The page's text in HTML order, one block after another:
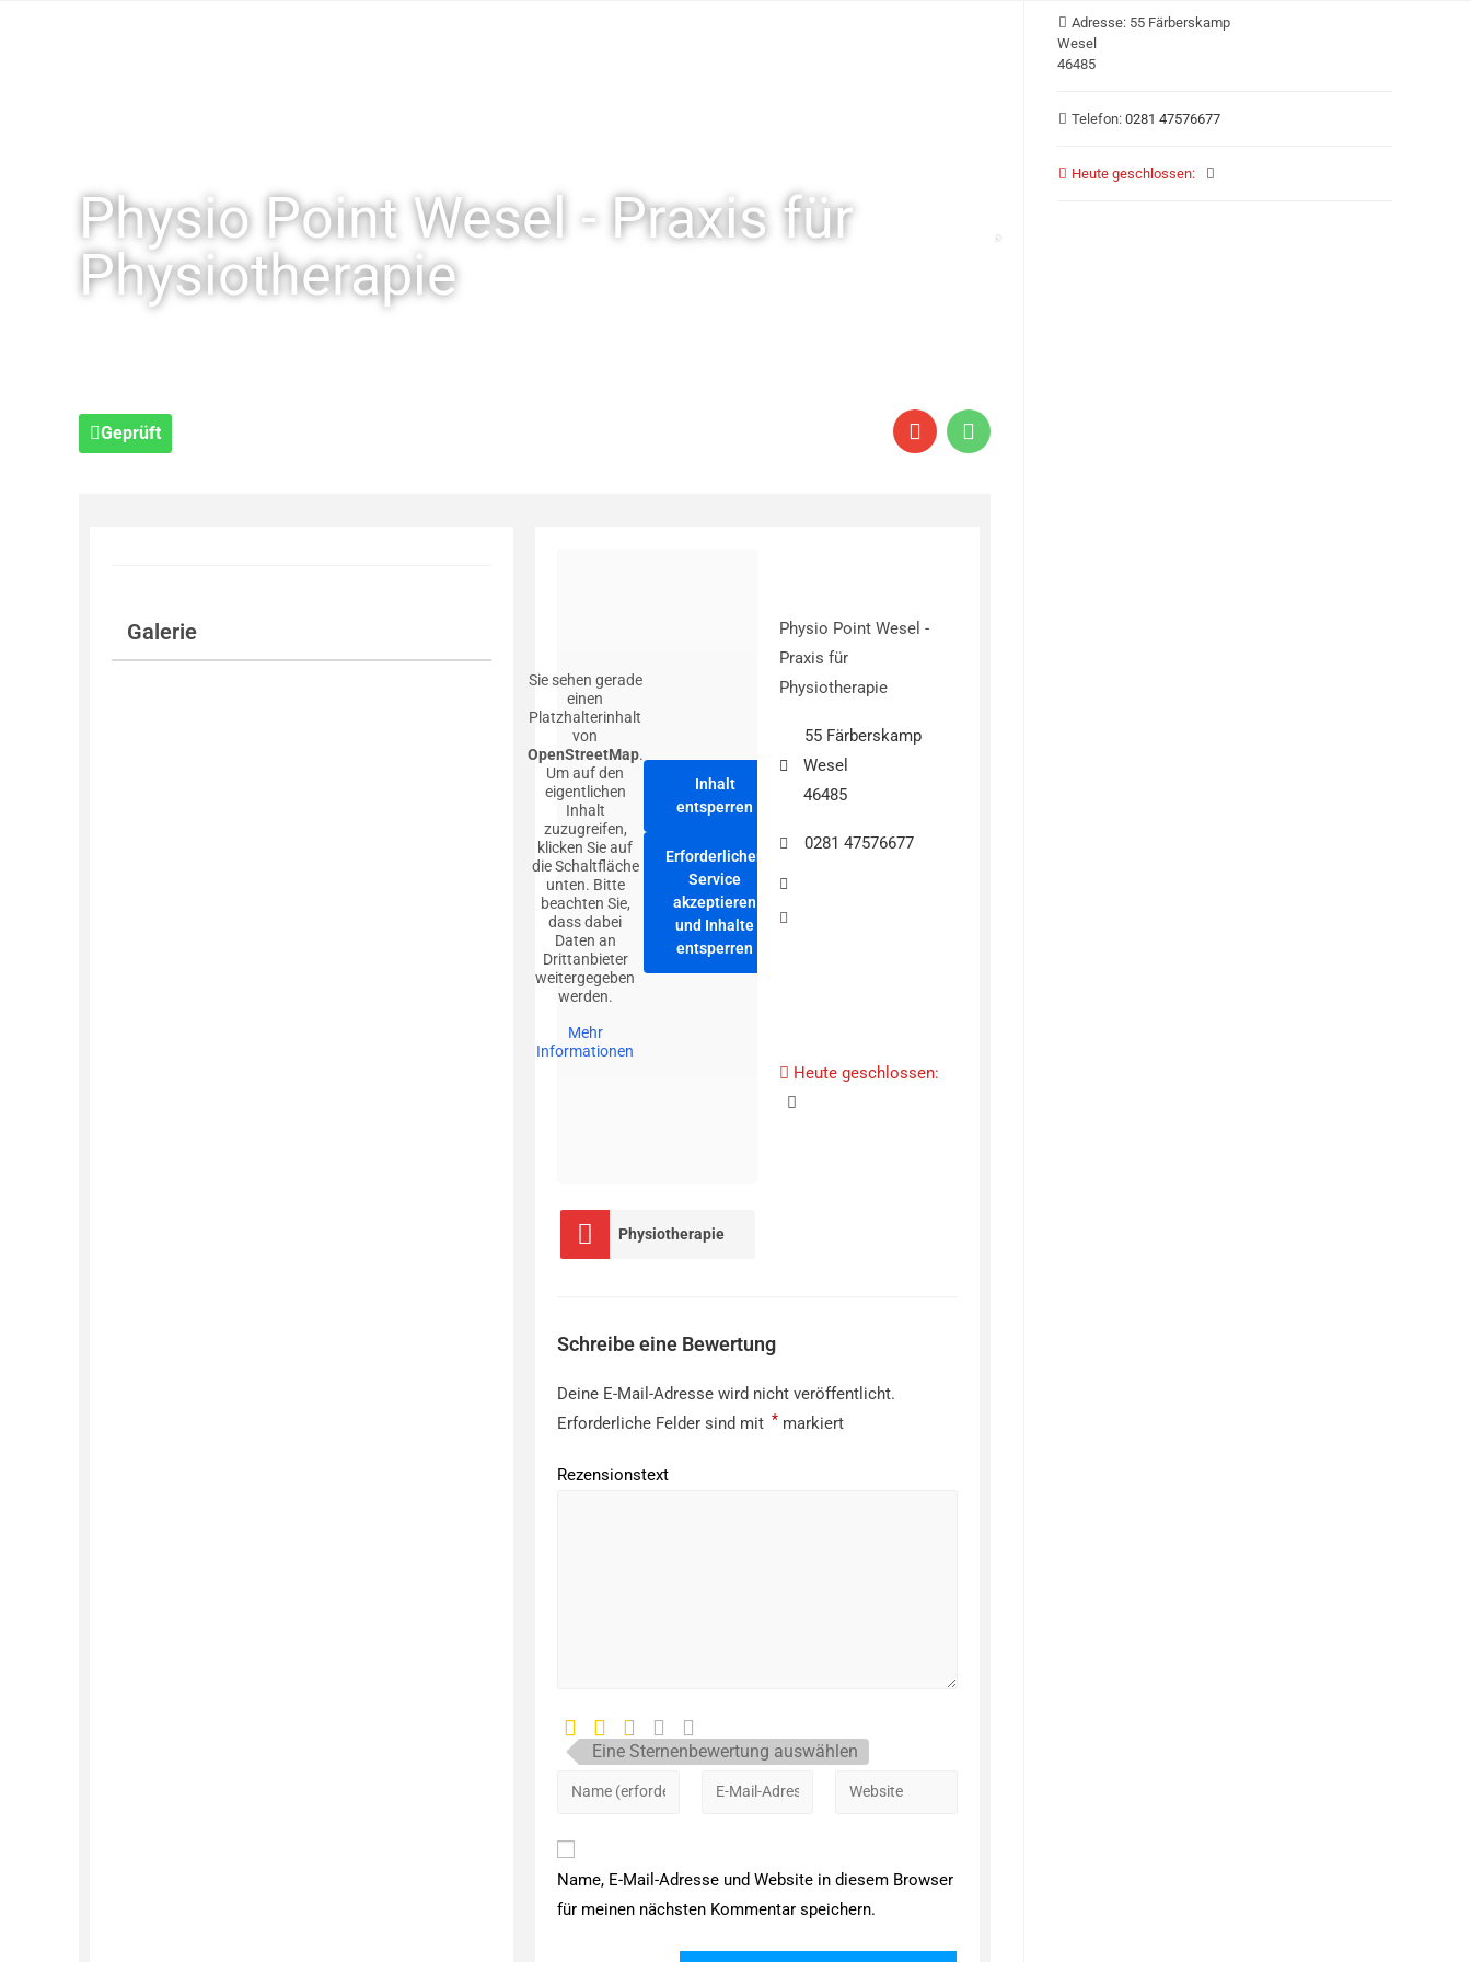
Physio Point Wesel - Praxis für
Physiotherapie
Geprüft
Galerie
Sie sehen gerade
einen
Platzhalterinhalt
von
OpenStreetMap.
Um auf den
eigentlichen
Inhalt
zuzugreifen,
klicken Sie auf
die Schaltfläche
unten. Bitte
beachten Sie,
dass dabei
Daten an
Drittanbieter
weitergegeben
werden.
Mehr
Informationen
Inhalt
entsperren
Erforderlichen
Service
akzeptieren
und Inhalte
entsperren
Physio Point Wesel -
Praxis für
Physiotherapie
55 Färberskamp
Wesel
46485
0281 47576677
Heute geschlossen:
Physiotherapie
Schreibe eine Bewertung
Deine E-Mail-Adresse wird nicht veröffentlicht.
Erforderliche Felder sind mit *markiert
Rezensionstext
Eine Sternenbewertung auswählen
Name, E-Mail-Adresse und Website in diesem Browser
für meinen nächsten Kommentar speichern.
Adresse: 55 Färberskamp
Wesel
46485
Telefon: 0281 47576677
Heute geschlossen: